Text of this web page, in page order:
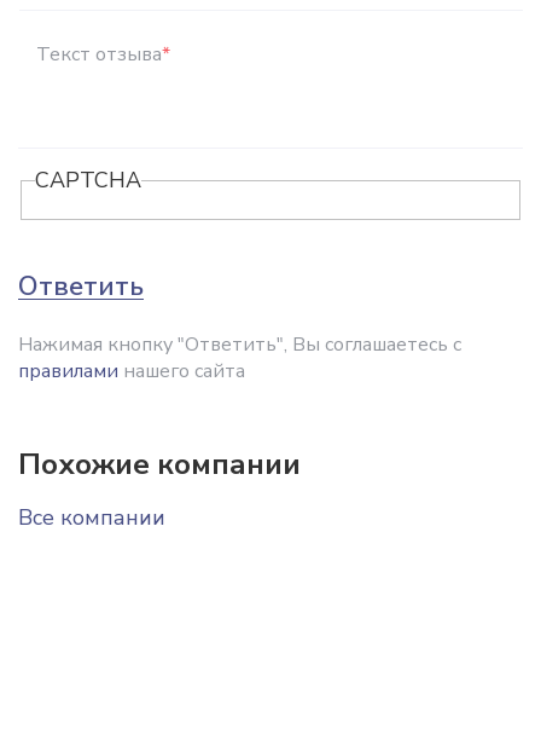
Текст отзыва*
CAPTCHA
Ответить
Нажимая кнопку "Ответить", Вы соглашаетесь с
правилами нашего сайта
Похожие компании
Все компании